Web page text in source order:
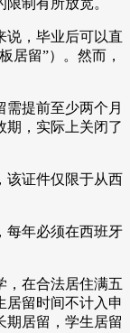
制有所放宽。
说，毕业后可以直
居留”）。然而，
提前至少两个月
期，实际上关闭了
该证件仅限于从西
每年必须在西班牙
，在合法居住满五
居留时间不计入申
期居留，学生居留